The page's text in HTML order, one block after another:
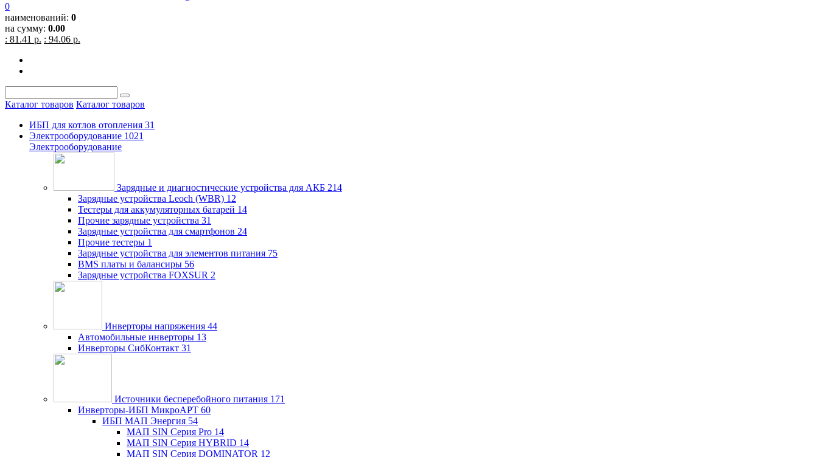
0
наименований: 0
на сумму: 0.00
: 81.41 р. : 94.06 р.
Каталог товаров Каталог товаров
ИБП для котлов отопления 31
Электрооборудование 1021
Электрооборудование
Зарядные и диагностические устройства для АКБ 214
Зарядные устройства Leoch (WBR) 12
Тестеры для аккумуляторных батарей 14
Прочие зарядные устройства 31
Зарядные устройства для смартфонов 24
Прочие тестеры 1
Зарядные устройства для элементов питания 75
BMS платы и балансиры 56
Зарядные устройства FOXSUR 2
Инверторы напряжения 44
Автомобильные инверторы 13
Инверторы СибКонтакт 31
Источники бесперебойного питания 171
Инверторы-ИБП МикроАРТ 60
ИБП МАП Энергия 54
МАП SIN Серия Pro 14
МАП SIN Серия HYBRID 14
МАП SIN Серия DOMINATOR 12